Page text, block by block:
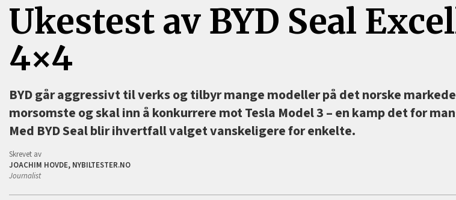
Ukestest av BYD Seal
4×4
BYD går aggressivt til verks og tilbyr mange modeller på det norske
morsomste og skal inn å konkurrere mot Tesla Model 3 –⁠ en kamp det for
Med BYD Seal blir ihvertfall valget vanskeligere for enkelte.
Skrevet av
JOACHIM HOVDE, NYBILTESTER.NO
Journalist